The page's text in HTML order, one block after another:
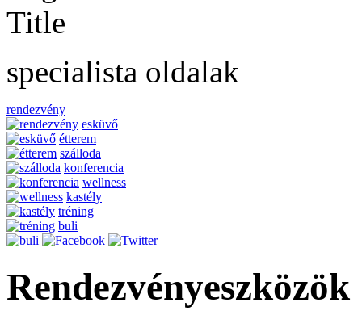
specialista oldalak
rendezvény
esküvő
étterem
szálloda
konferencia
wellness
kastély
tréning
buli
Rendezvényeszközök